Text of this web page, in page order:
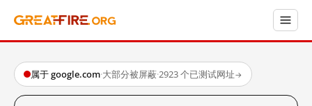
属于 google.com·大部分被屏蔽·2923 个已测试网址→